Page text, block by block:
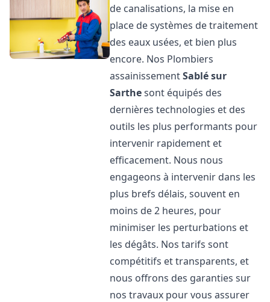
de canalisations, la mise en
place de systèmes de traitement
des eaux usées, et bien plus
encore. Nos Plombiers
assainissementSablé sur
Sarthesont équipés des
dernières technologies et des
outils les plus performants pour
intervenir rapidement et
efficacement. Nous nous
engageons à intervenir dans les
plus brefs délais, souvent en
moins de 2 heures, pour
minimiser les perturbations et
les dégâts. Nos tarifs sont
compétitifs et transparents, et
nous offrons des garanties sur
nos travaux pour vous assurer